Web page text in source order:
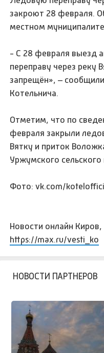
закроют 28 февраля.
местном
- С 28 февраля выезд
переправу через реку
запрещён», –
Котельнича.
Отметим, что по
февраля закрыли
Вятку и приток
Уржумского сельского
Фото: vk.com/
Новости онлайн
https://max.ru/vesti_ko
НОВОСТИ ПАРТНЕРОВ